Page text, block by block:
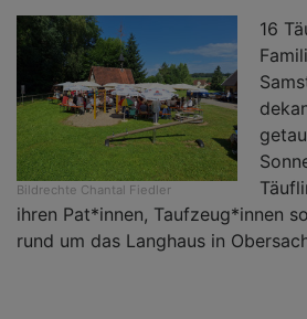
Bildrechte Chantal Fiedler
16
ihren Pat*innen, Taufzeug*innen
rund um das Langhaus in